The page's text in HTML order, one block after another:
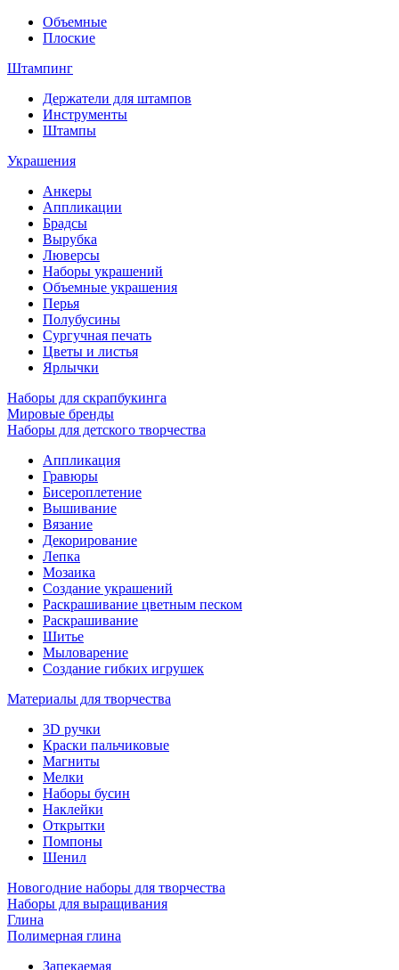
Объемные
Плоские
Штампинг
Держатели для штампов
Инструменты
Штампы
Украшения
Анкеры
Аппликации
Брадсы
Вырубка
Люверсы
Наборы украшений
Объемные украшения
Перья
Полубусины
Сургучная печать
Цветы и листья
Ярлычки
Наборы для скрапбукинга
Мировые бренды
Наборы для детского творчества
Аппликация
Гравюры
Бисероплетение
Вышивание
Вязание
Декорирование
Лепка
Мозаика
Создание украшений
Раскрашивание цветным песком
Раскрашивание
Шитье
Мыловарение
Создание гибких игрушек
Материалы для творчества
3D ручки
Краски пальчиковые
Магниты
Мелки
Наборы бусин
Наклейки
Открытки
Помпоны
Шенил
Новогодние наборы для творчества
Наборы для выращивания
Глина
Полимерная глина
Запекаемая